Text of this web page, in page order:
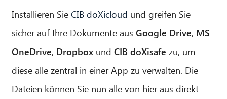
Installieren SieCIB doXicloud und greifen Sie
sicher auf Ihre Dokumente ausGoogle Drive, MS
OneDrive, Dropbox undCIB doXisafe zu, um
diese alle zentral in einer App zu verwalten. Die
Dateien können Sie nun alle von hier aus direkt